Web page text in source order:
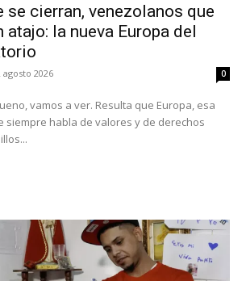
se cierran, venezolanos que
atajo: la nueva Europa del
agosto 2026 0
siempre habla de valores y de derechos